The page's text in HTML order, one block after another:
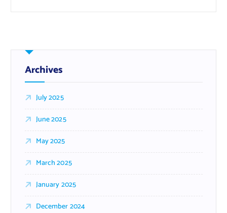
Archives
July 2025
June 2025
May 2025
March 2025
January 2025
December 2024